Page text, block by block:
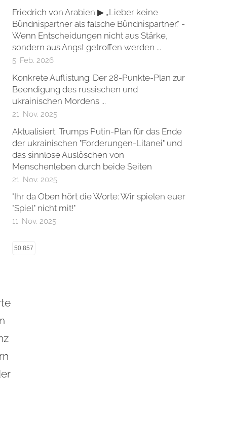
Friedrich von Arabien ▶ „Lieber keine
Bündnispartner als falsche Bündnispartner.“ -
Wenn Entscheidungen nicht aus Stärke,
sondern aus Angst getroffen werden ...
5. Feb. 2026
Konkrete Auflistung: Der 28-Punkte-Plan zur
Beendigung des russischen und
ukrainischen Mordens ...
21. Nov. 2025
Aktualisiert: Trumps Putin-Plan für das Ende
der ukrainischen "Forderungen-Litanei" und
das sinnlose Auslöschen von
Menschenleben durch beide Seiten
21. Nov. 2025
"Ihr da Oben hört die Worte: Wir spielen euer
"Spiel" nicht mit!"
11. Nov. 2025
50.857